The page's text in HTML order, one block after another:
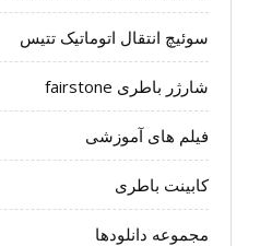
سوئیچ انتقال اتوماتیک تتیس
شارژر باطری fairstone
فیلم های آموزشی
کابینت باطری
مجموعه دانلودها